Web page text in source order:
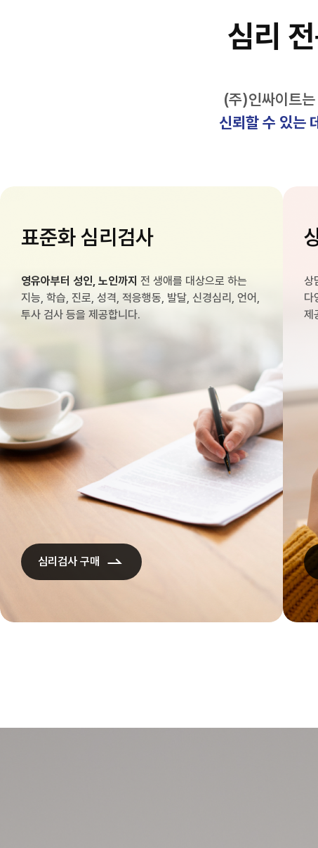
심리
(주)인싸이트
신뢰할 수 있는
표준화 심리검사
영유아부터 성인, 노인까지 전 생애를 대상으로 하는
지능, 학습, 진로, 성격, 적응행동, 발달, 신경심리, 언어,
투사 검사 등을 제공합니다.
심리검사 구매
상
다
제